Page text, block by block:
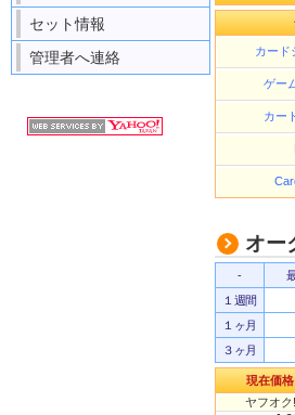
セット情報
管理者へ連絡
カード
ゲー
カー
オー
-
１週間
１ヶ月
３ヶ月
現在価格
ヤフオク!